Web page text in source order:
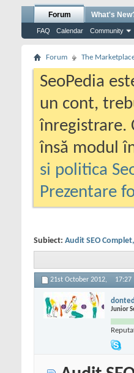
Forum
FAQ Calendar Community
What's
Forum The
SeoPedia
un cont,
înregistrare.
însă modul
si politica
Prezentare
Subiect: Audit SEO
21st October 2012, 17:27
Junior